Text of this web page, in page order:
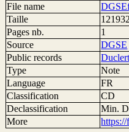
File name
Taille
Pages nb.
1
Source
DGSE
Public records
Duclert
Type
Note
Language
FR
Classification
CD
Declassification
Min.
More